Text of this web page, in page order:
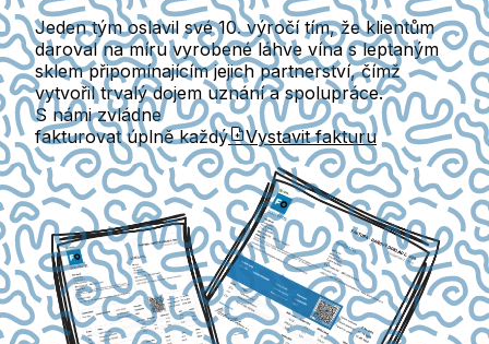
Jeden tým oslavil své 10. výročí tím, že klientům
daroval na míru vyrobené láhve vína s leptaným
sklem připomínajícím jejich partnerství, čímž
vytvořil trvalý dojem uznání a spolupráce.
S námi zvládne
fakturovat úplně každý
Vystavit fakturu